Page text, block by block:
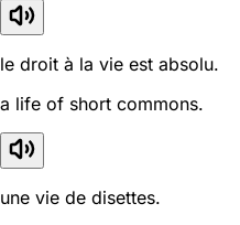
le droit à la vie est absolu.
a life of short commons.
une vie de disettes.